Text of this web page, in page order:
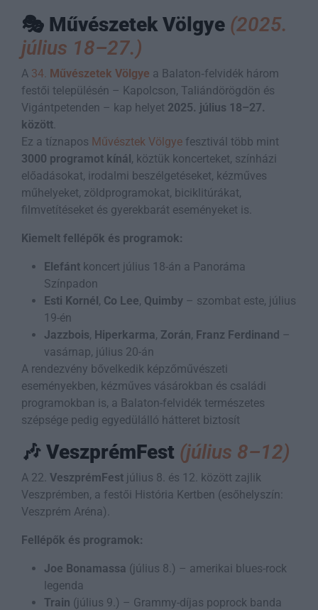
🎭 Művészetek Völgye (2025.
július 18–27.)
A 34. Művészetek Völgye a Balaton‑felvidék három
festői településén – Kapolcson, Taliándörögdön és
Vigántpetenden – kap helyet 2025. július 18–27.
között
Ez a tíznapos Művésztek Völgye fesztivál több mint
3000 programot kínál, köztük koncerteket, színházi
előadásokat, irodalmi beszélgetéseket, kézműves
műhelyeket, zöldprogramokat, biciklitúrákat,
filmvetítéseket és gyerekbarát eseményeket is.
Kiemelt fellépők és programok:
Elefánt koncert július 18-án a Panoráma
Színpadon
Esti Kornél, Co Lee, Quimby – szombat este, július
19-én
Jazzbois, Hiperkarma, Zorán, Franz Ferdinand –
vasárnap, július 20-án
A rendezvény bővelkedik képzőművészeti
eseményekben, kézműves vásárokban és családi
programokban is, a Balaton-felvidék természetes
szépsége pedig egyedülálló hátteret biztosít
🎶 VeszprémFest (július 8–12)
A 22. VeszprémFest július 8. és 12. között zajlik
Veszprémben, a festői História Kertben (esőhelyszín:
Veszprém Aréna).
Fellépők és programok:
Joe Bonamassa (július 8.) – amerikai blues-rock
legenda
Train (július 9.) – Grammy-díjas poprock banda